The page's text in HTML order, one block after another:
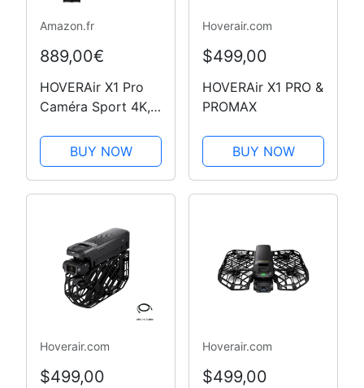
Amazon.fr
889,00€
HOVERAir X1 Pro
Caméra Sport 4K,
Pliable avec
Vitesse de Suivi:
42KM/H, 15+
Automatiques, Vol
Partout avec
OmniTerrain,
SmoothCapture…
BUY NOW
Hoverair.com
$499,00
HOVERAir X1 PRO &
PROMAX
BUY NOW
Hoverair.com
$499,00
Hoverair.com
$499,00